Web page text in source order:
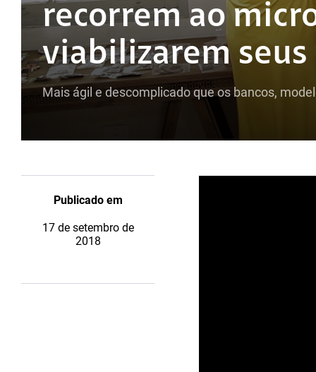
recorrem ao
viabilizarem seus
Mais ágil e descomplicado que os bancos,
Publicado em
17 de setembro de
2018